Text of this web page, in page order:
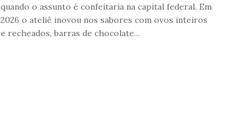
quando o assunto é confeitaria na capital federal. Em
2026 o ateliê inovou nos sabores com ovos inteiros
e recheados, barras de chocolate...